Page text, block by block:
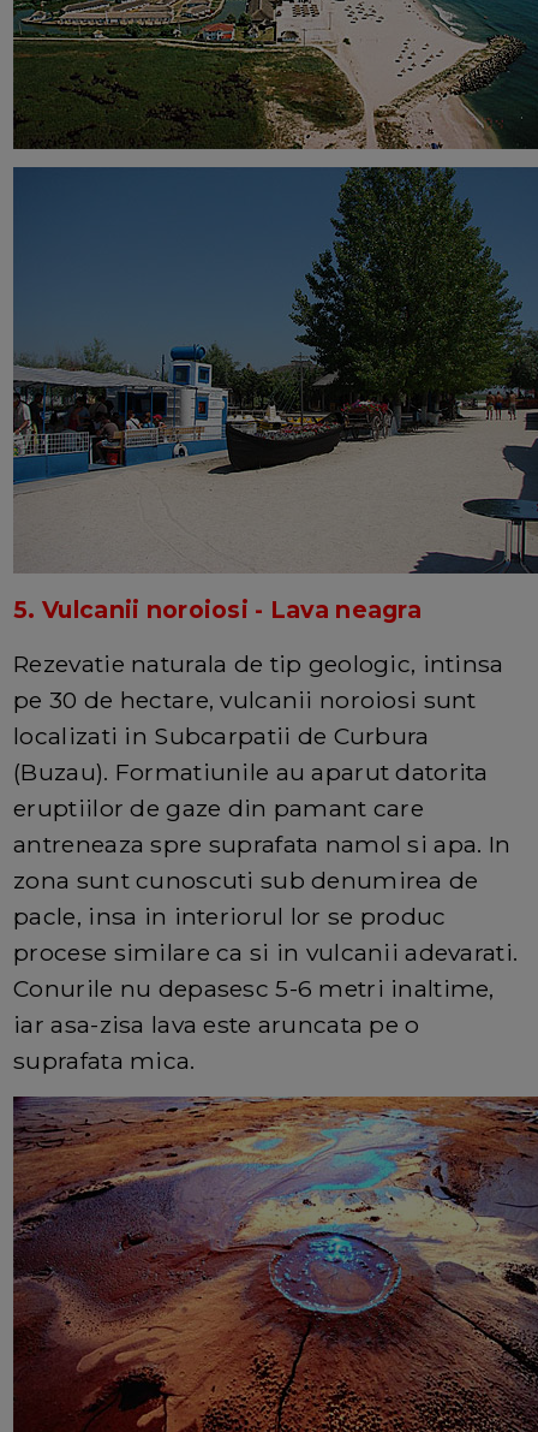
5. Vulcanii noroiosi - Lava neagra
Rezevatie naturala de tip geologic, intinsa
pe 30 de hectare, vulcanii noroiosi sunt
localizati in Subcarpatii de Curbura
(Buzau). Formatiunile au aparut datorita
eruptiilor de gaze din pamant care
antreneaza spre suprafata namol si apa. In
zona sunt cunoscuti sub denumirea de
pacle, insa in interiorul lor se produc
procese similare ca si in vulcanii adevarati.
Conurile nu depasesc 5-6 metri inaltime,
iar asa-zisa lava este aruncata pe o
suprafata mica.